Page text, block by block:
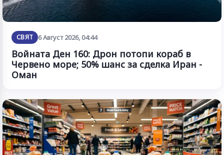
СВЯТ 6 Август 2026, 04:44
Войната Ден 160: Дрон потопи кораб в
Червено море; 50% шанс за сделка Иран -
Оман